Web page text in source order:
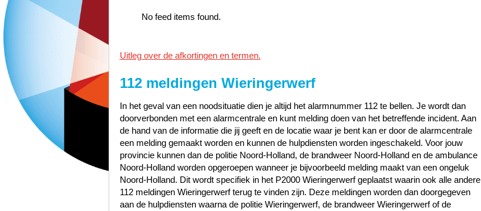
No feed items found.
Uitleg over de afkortingen en termen.
112 meldingen Wieringerwerf
In het geval van een noodsituatie dien je altijd het alarmnummer 112 te bellen. Je wordt dan
doorverbonden met een alarmcentrale en kunt melding doen van het betreffende incident. Aan
de hand van de informatie die jij geeft en de locatie waar je bent kan er door de alarmcentrale
een melding gemaakt worden en kunnen de hulpdiensten worden ingeschakeld. Voor jouw
provincie kunnen dan de politie Noord-Holland, de brandweer Noord-Holland en de ambulance
Noord-Holland worden opgeroepen wanneer je bijvoorbeeld melding maakt van een ongeluk
Noord-Holland. Dit wordt specifiek in het P2000 Wieringerwerf geplaatst waarin ook alle andere
112 meldingen Wieringerwerf terug te vinden zijn. Deze meldingen worden dan doorgegeven
aan de hulpdiensten waarna de politie Wieringerwerf, de brandweer Wieringerwerf of de